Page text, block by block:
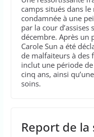
camps situés dans
condamnée à une
par la cour
décembre. Après un
Carole Sun a été
de malfaiteurs à des
inclut une période
cinq ans, ainsi
soins.
Report de